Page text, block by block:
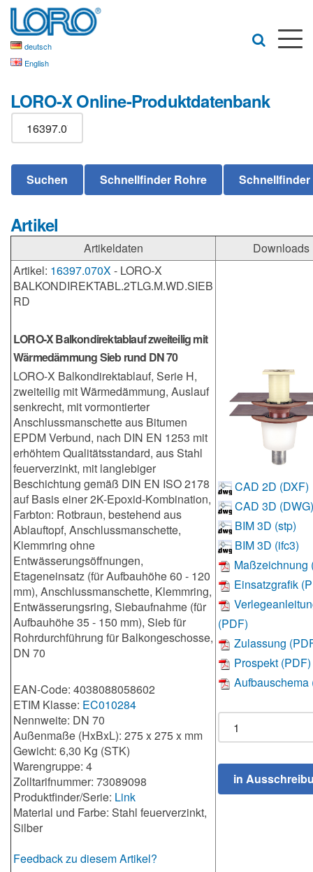
deutsch
English
LORO-X Online-Produktdatenbank
Artikel
Artikeldaten
Downloads
Artikel: 16397.070X- LORO-X
BALKONDIREKTABL.2TLG.M.WD.SIEB
RD
LORO-X Balkondirektablauf zweiteilig mit
Wärmedämmung Sieb rund DN 70
LORO-X Balkondirektablauf, Serie H,
zweiteilig mit Wärmedämmung, Auslauf
senkrecht, mit vormontierter
Anschlussmanschette aus Bitumen
EPDM Verbund, nach DIN EN 1253 mit
erhöhtem Qualitätsstandard, aus Stahl
feuerverzinkt, mit langlebiger
Beschichtung gemäß DIN EN ISO 2178
auf Basis einer 2K-Epoxid-Kombination,
Farbton: Rotbraun, bestehend aus
Ablauftopf, Anschlussmanschette,
Klemmring ohne
Entwässerungsöffnungen,
Etageneinsatz (für Aufbauhöhe 60 - 120
mm), Anschlussmanschette, Klemmring,
Entwässerungsring, Siebaufnahme (für
Aufbauhöhe 35 - 150 mm), Sieb für
Rohrdurchführung für Balkongeschosse,
DN 70
EAN-Code: 4038088058602
ETIM Klasse: EC010284
Nennweite: DN 70
Außenmaße (HxBxL): 275 x 275 x mm
Gewicht: 6,30 Kg (STK)
Warengruppe: 4
Zolltarifnummer: 73089098
Produktfinder/Serie: Link
Material und Farbe: Stahl feuerverzinkt,
Silber
Feedback zu diesem Artikel?
CAD 2D (DXF)
CAD 3D (DWG)
BIM 3D (stp)
BIM 3D (ifc3)
Maßzeichnung
Einsatzgrafik
(PDF)
Zulassung
Prospekt (PDF)
Aufbauschema